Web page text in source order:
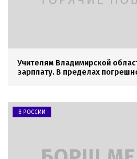
Учителям Владимирской
зарплату. В пределах
В РОССИИ